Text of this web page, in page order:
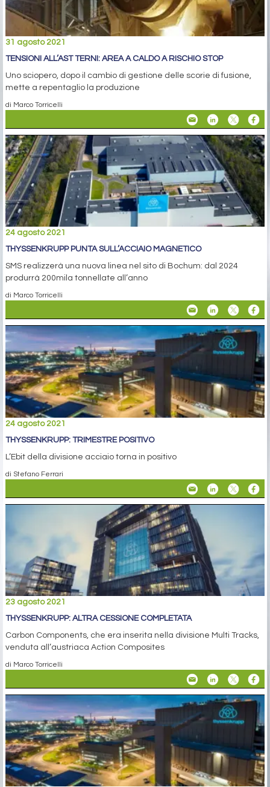
31 agosto 2021
TENSIONI ALL’AST TERNI: AREA A CALDO A RISCHIO STOP
Uno sciopero, dopo il cambio di gestione delle scorie di fusione,
mette a repentaglio la produzione
di Marco Torricelli
24 agosto 2021
THYSSENKRUPP PUNTA SULL’ACCIAIO MAGNETICO
SMS realizzerà una nuova linea nel sito di Bochum: dal 2024
produrrà 200mila tonnellate all’anno
di Marco Torricelli
24 agosto 2021
THYSSENKRUPP: TRIMESTRE POSITIVO
L’Ebit della divisione acciaio torna in positivo
di Stefano Ferrari
23 agosto 2021
THYSSENKRUPP: ALTRA CESSIONE COMPLETATA
Carbon Components, che era inserita nella divisione Multi Tracks,
venduta all’austriaca Action Composites
di Marco Torricelli